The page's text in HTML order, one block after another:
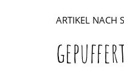
ARTIKEL NACH